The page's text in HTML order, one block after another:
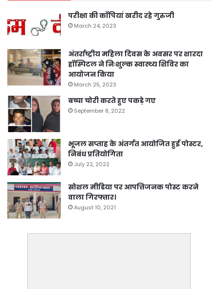
परीक्षा की कॉपियां खरीद रहे गुरुजी
March 24, 2023
अंतर्राष्ट्रीय महिला दिवस के अवसर पर शारदा
हॉस्पिटल ने निःशुल्क स्वास्थ्य शिविर का
आयोजन किया
March 25, 2023
बच्चा चोरी करते हुए पकड़े गए
September 8, 2022
भूजल सप्ताह के अंतर्गत आयोजित हुई पोस्टर,
निबंध प्रतियोगिता
July 22, 2022
सोशल मीडिया पर आपत्तिजनक पोस्ट करने
वाला गिरफ्तार।
August 10, 2021